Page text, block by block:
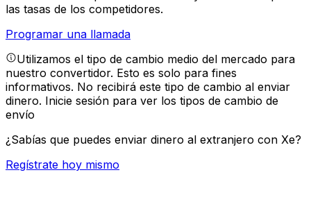
las tasas de los competidores.
Programar una llamada
Utilizamos el tipo de cambio medio del mercado para
nuestro convertidor. Esto es solo para fines
informativos. No recibirá este tipo de cambio al enviar
dinero. Inicie sesión para ver los tipos de cambio de
envío
¿Sabías que puedes enviar dinero al extranjero con Xe?
Regístrate hoy mismo